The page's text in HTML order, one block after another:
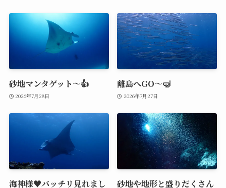
砂地マンタゲット～👍
2026年7月28日
離島へGO～🤿
2026年7月27日
海神様♥️バッチリ見れまし
砂地や地形と盛りだくさん